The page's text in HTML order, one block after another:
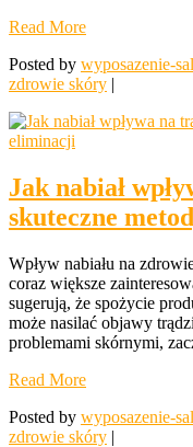
Read More
Posted by wyposazenie-
zdrowie skóry |
Jak nabiał
skuteczne
Wpływ nabiału na
coraz większe
sugerują, że spożycie
może nasilać objawy
problemami skórnymi,
Read More
Posted by wyposazenie-
zdrowie skóry |